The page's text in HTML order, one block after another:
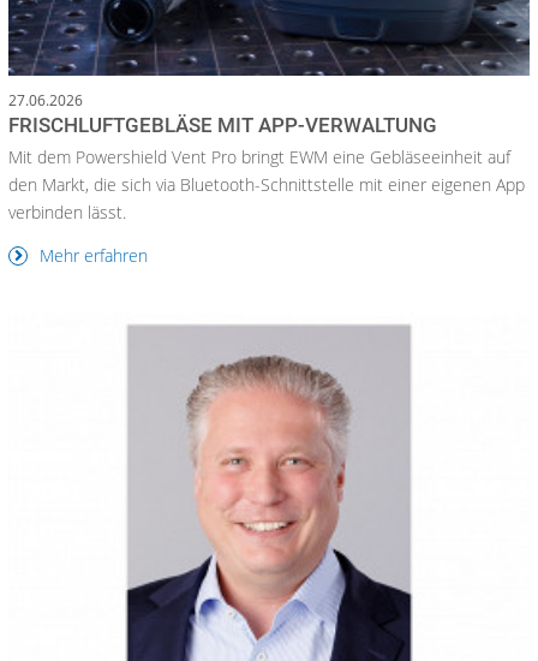
27.06.2026
FRISCHLUFTGEBLÄSE MIT APP-VERWALTUNG
Mit dem Powershield Vent Pro bringt EWM eine Gebläseeinheit auf
den Markt, die sich via Bluetooth-Schnittstelle mit einer eigenen App
verbinden lässt.
Mehr erfahren